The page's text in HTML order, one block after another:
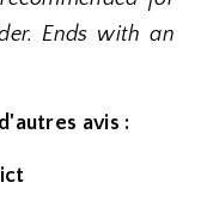
Ends with an
avis :